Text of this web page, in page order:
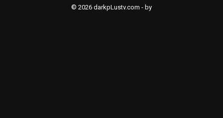
© 2026 darkpLustv.com - by